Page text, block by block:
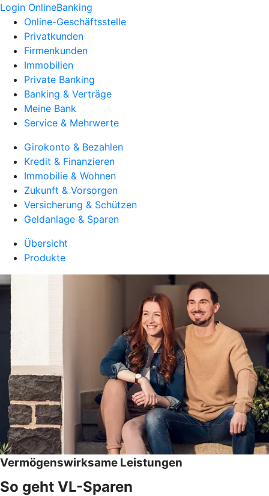
Login OnlineBanking
Online-Geschäftsstelle
Privatkunden
Firmenkunden
Immobilien
Private Banking
Banking & Verträge
Meine Bank
Service & Mehrwerte
Girokonto & Bezahlen
Kredit & Finanzieren
Immobilie & Wohnen
Zukunft & Vorsorgen
Versicherung & Schützen
Geldanlage & Sparen
Übersicht
Produkte
Vermögenswirksame Leistungen
So geht VL-Sparen